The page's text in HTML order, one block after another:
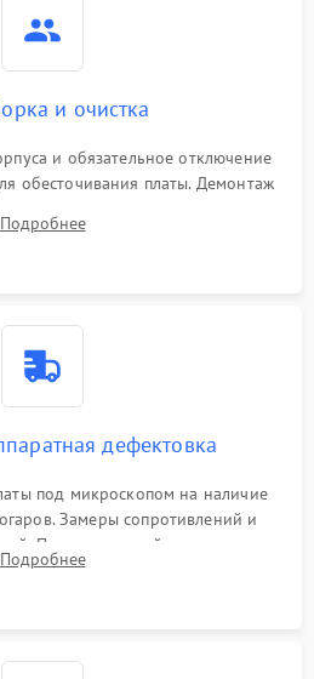
и очистка
и обязательное отключение
обесточивания платы. Демонтаж
с кристаллов чипов.
Подробнее
дефектовка
под микроскопом на наличие
Замеры сопротивлений и
Проверка цепей питания,
процессора и видеочипа.
Подробнее